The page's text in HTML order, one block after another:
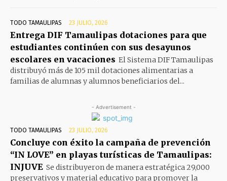
TODO TAMAULIPAS 23 JULIO, 2026
Entrega DIF Tamaulipas dotaciones para que
estudiantes continúen con sus desayunos
escolares en vacaciones El Sistema DIF Tamaulipas
distribuyó más de 105 mil dotaciones alimentarias a
familias de alumnas y alumnos beneficiarios del...
- Advertisement -
TODO TAMAULIPAS 23 JULIO, 2026
Concluye con éxito la campaña de prevención
“IN LOVE” en playas turísticas de Tamaulipas:
INJUVE Se distribuyeron de manera estratégica 29,000
preservativos y material educativo para promover la